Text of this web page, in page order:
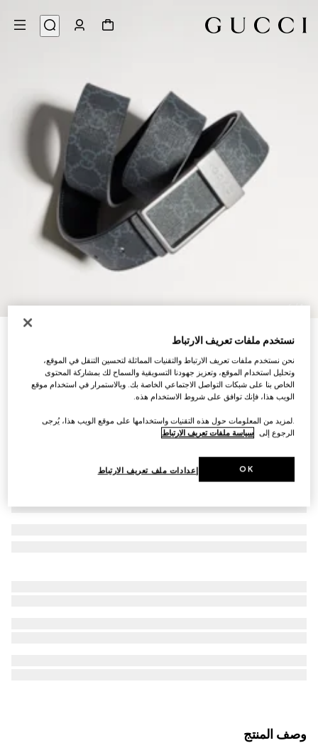
1
/
6
حزام بوجهين مع مشبك مستطيل الشكل
SAR 2,100
تنويعات كانفاس Supreme باللون الأسود وجلد
وصف المنتج
نستخدم ملفات تعريف الارتباط
نحن نستخدم ملفات تعريف الارتباط والتقنيات المماثلة لتحسين التنقل في الموقع،
وتحليل استخدام الموقع، وتعزيز جهودنا التسويقية والسماح لك بمشاركة المحتوى
الخاص بنا على شبكات التواصل الاجتماعي الخاصة بك. وبالاستمرار في استخدام موقع
الويب هذا، فإنك توافق على شروط الاستخدام هذه.
.لمزيد من المعلومات حول هذه التقنيات واستخدامها على موقع الويب هذا، يُرجى
الرجوع إلى سياسة ملفات تعريف الارتباط
إعدادات ملف تعريف الارتباط OK